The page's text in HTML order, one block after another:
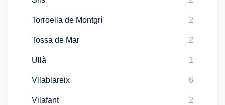
Torroella de Montgrí 2
Tossa de Mar 2
Ullà 1
Vilablareix 6
Vilafant 2